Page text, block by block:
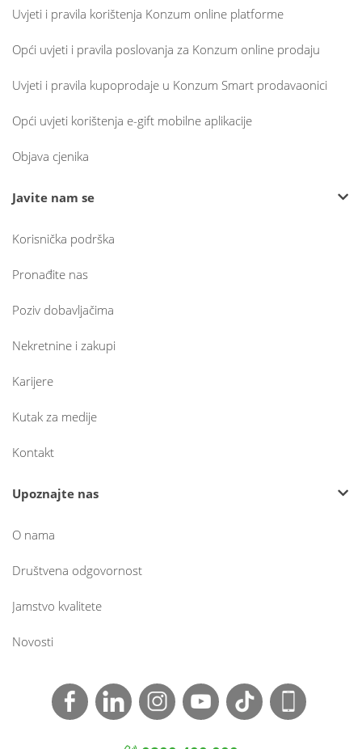
Uvjeti i pravila korištenja Konzum online platforme
Opći uvjeti i pravila poslovanja za Konzum online prodaju
Uvjeti i pravila kupoprodaje u Konzum Smart prodavaonici
Opći uvjeti korištenja e-gift mobilne aplikacije
Objava cjenika
Javite nam se
Korisnička podrška
Pronađite nas
Poziv dobavljačima
Nekretnine i zakupi
Karijere
Kutak za medije
Kontakt
Upoznajte nas
O nama
Društvena odgovornost
Jamstvo kvalitete
Novosti